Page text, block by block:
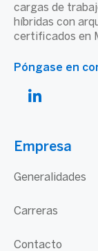
cargas de
híbridas con
certificados en
Póngase en
Empresa
Generalidades
Carreras
Contacto